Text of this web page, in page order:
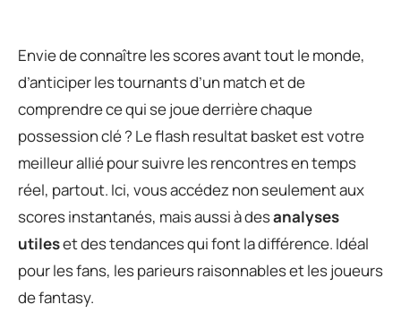
Envie de connaître les scores avant tout le monde,
d’anticiper les tournants d’un match et de
comprendre ce qui se joue derrière chaque
possession clé ? Le flash resultat basket est votre
meilleur allié pour suivre les rencontres en temps
réel, partout. Ici, vous accédez non seulement aux
scores instantanés, mais aussi à desanalyses
utileset des tendances qui font la différence. Idéal
pour les fans, les parieurs raisonnables et les joueurs
de fantasy.